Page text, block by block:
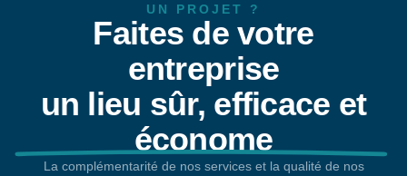
UN PROJET ?
Faites de votre
entreprise
un lieu sûr, efficace et
économe
La complémentarité de nos services et la qualité de nos